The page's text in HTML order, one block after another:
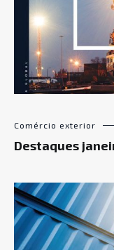
Comércio exterior
Destaques